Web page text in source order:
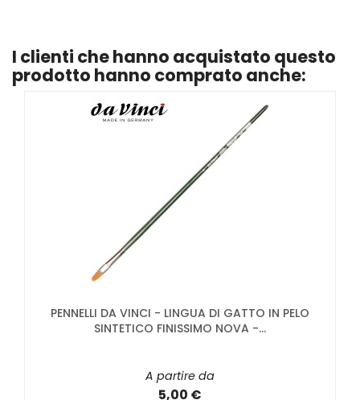
I clienti che hanno acquistato questo
prodotto hanno comprato anche:
PENNELLI DA VINCI - LINGUA DI GATTO IN PELO
SINTETICO FINISSIMO NOVA -...
A partire da
5,00 €